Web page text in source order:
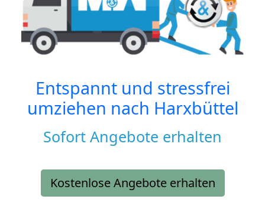
Entspannt und stressfrei
umziehen nach Harxbüttel
Sofort Angebote erhalten
Kostenlose Angebote erhalten